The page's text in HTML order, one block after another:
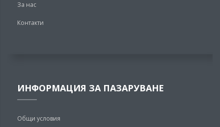
За нас
Контакти
ИНФОРМАЦИЯ ЗА ПАЗАРУВАНЕ
Общи условия